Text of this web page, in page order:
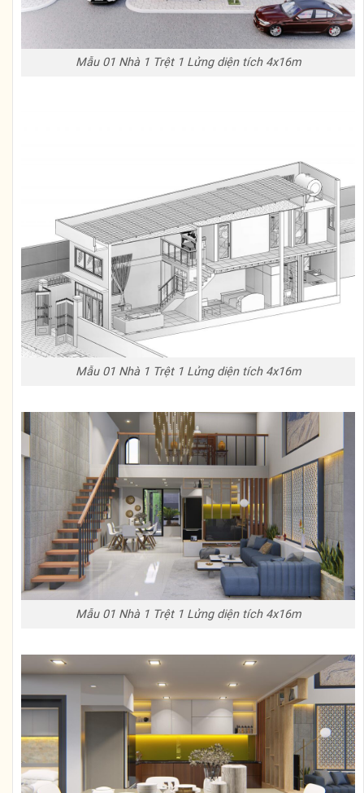
Mẫu 01 Nhà 1 Trệt 1 Lửng diện tích 4x16m
Mẫu 01 Nhà 1 Trệt 1 Lửng diện tích 4x16m
Mẫu 01 Nhà 1 Trệt 1 Lửng diện tích 4x16m